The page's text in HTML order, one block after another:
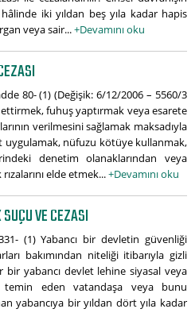
hâlinde iki yıldan beş yıla kadar hapis
veya sair...+Devamını oku
80- (1) (Değişik: 6/12/2006 – 5560/3
fuhuş yaptırmak veya esarete
verilmesini sağlamak maksadıyla
uygulamak, nüfuzu kötüye kullanmak,
denetim olanaklarından veya
elde etmek...+Devamını oku
VE CEZASI
(1) Yabancı bir devletin güvenliği
bakımından niteliği itibarıyla gizli
bir yabancı devlet lehine siyasal veya
temin eden vatandaşa veya bunu
yabancıya bir yıldan dört yıla kadar